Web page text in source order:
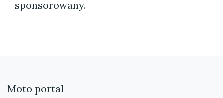
sponsorowany.
Moto portal